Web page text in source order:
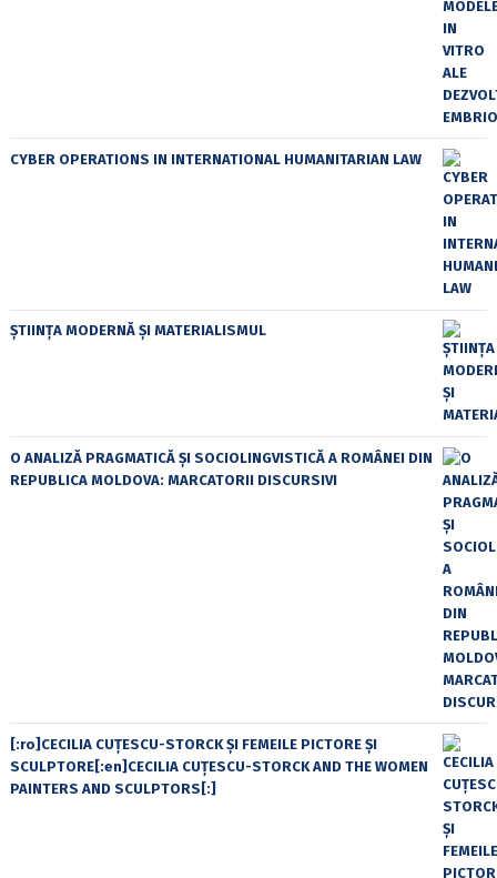
CYBER OPERATIONS IN INTERNATIONAL HUMANITARIAN LAW
ȘTIINȚA MODERNĂ ȘI MATERIALISMUL
O ANALIZĂ PRAGMATICĂ ȘI SOCIOLINGVISTICĂ A ROMÂNEI DIN
REPUBLICA MOLDOVA: MARCATORII DISCURSIVI
[:ro]CECILIA CUŢESCU-STORCK ŞI FEMEILE PICTORE ŞI
SCULPTORE[:en]CECILIA CUŢESCU-STORCK AND THE WOMEN
PAINTERS AND SCULPTORS[:]